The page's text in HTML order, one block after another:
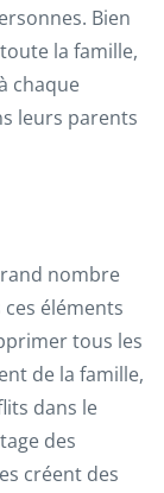
Bien
la famille,
chaque
leurs parents
nombre
éléments
tous les
de la famille,
dans le
des
créent des